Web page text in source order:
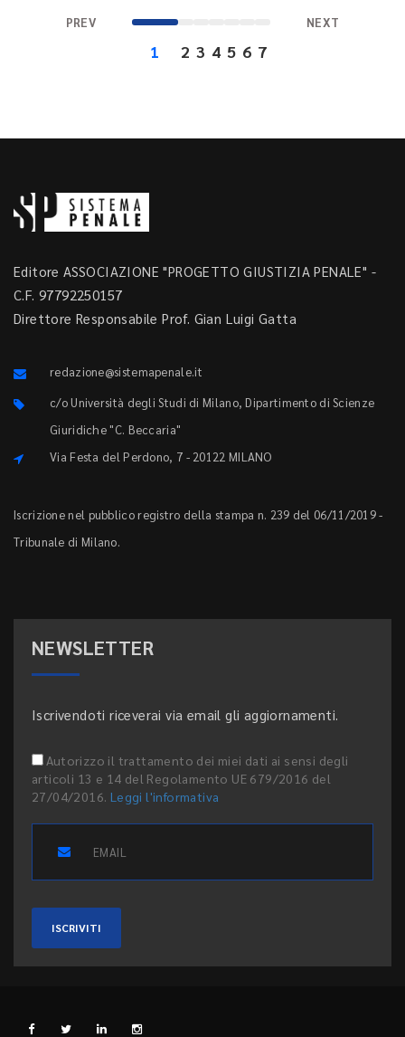
PREV
1 2 3 4 5 6 7
NEXT
Editore ASSOCIAZIONE "PROGETTO GIUSTIZIA PENALE" -
C.F. 97792250157
Direttore Responsabile Prof. Gian Luigi Gatta
redazione@sistemapenale.it
c/o Università degli Studi di Milano, Dipartimento di Scienze
Giuridiche "C. Beccaria"
Via Festa del Perdono, 7 - 20122 MILANO
Iscrizione nel pubblico registro della stampa n. 239 del 06/11/2019 -
Tribunale di Milano.
NEWSLETTER
Iscrivendoti riceverai via email gli aggiornamenti.
Autorizzo il trattamento dei miei dati ai sensi degli
articoli 13 e 14 del Regolamento UE 679/2016 del
27/04/2016. Leggi l'informativa
ISCRIVITI